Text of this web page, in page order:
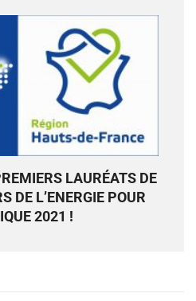
LAURÉATS DE
DE L’ENERGIE POUR
2021 !